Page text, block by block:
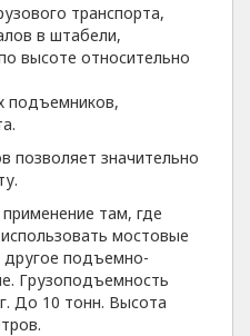
транспорта,
в штабели,
высоте относительно
подъемников,
позволяет значительно
там, где
мостовые
подъемно-
Грузоподъемность
До 10 тонн. Высота